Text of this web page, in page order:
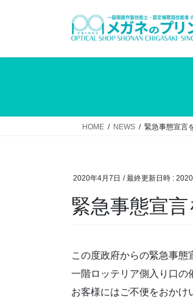
HOME NEWS 緊急事態宣言
2020年4月7日 / 最終更新日時 :
緊急事態宣
この度政府からの緊急事
一階ロッテリア側入り口の
お客様にはご不便をおかけ